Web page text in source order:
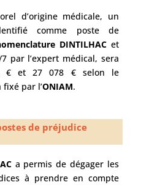
d’origine médicale, un
comme poste de
DINTILHACet
par l’expert médical, sera
€ et 27 078 € selon le
par l’ONIAM.
de préjudice
a permis de dégager les
à prendre en compte